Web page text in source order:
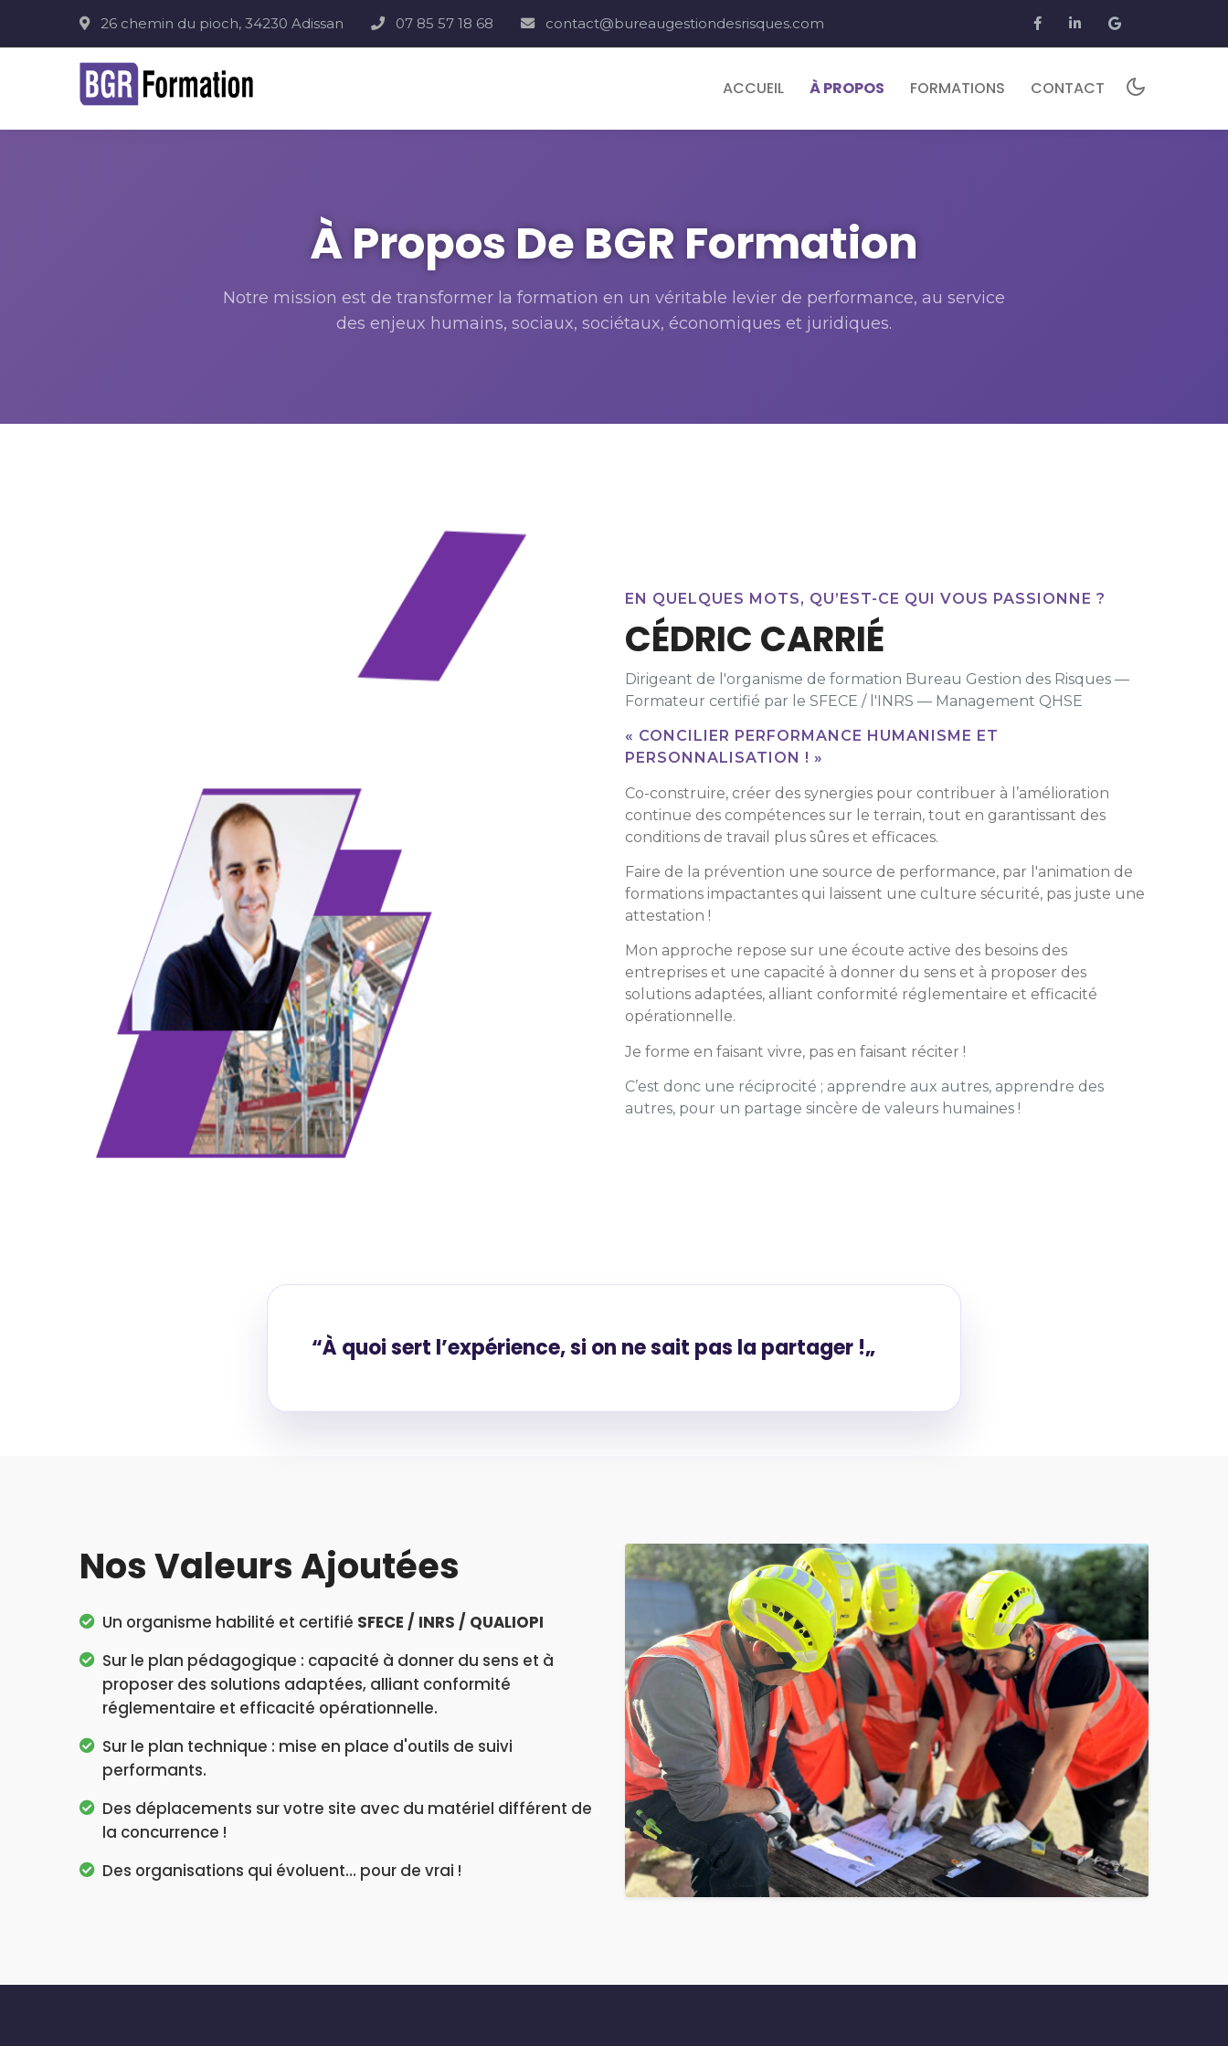
26 chemin du pioch, 34230 Adissan 07 85 57 18 68 contact@bureaugestiondesrisques.com
BGR Formation ACCUEIL À PROPOS FORMATIONS CONTACT
À Propos De BGR Formation
Notre mission est de transformer la formation en un véritable levier de performance, au service
des enjeux humains, sociaux, sociétaux, économiques et juridiques.
EN QUELQUES MOTS, QU’EST-CE QUI VOUS PASSIONNE ?
CÉDRIC CARRIÉ
Dirigeant de l'organisme de formation Bureau Gestion des Risques —
Formateur certifié par le SFECE / l'INRS — Management QHSE
« CONCILIER PERFORMANCE HUMANISME ET
PERSONNALISATION ! »
Co-construire, créer des synergies pour contribuer à l’amélioration
continue des compétences sur le terrain, tout en garantissant des
conditions de travail plus sûres et efficaces.
Faire de la prévention une source de performance, par l'animation de
formations impactantes qui laissent une culture sécurité, pas juste une
attestation !
Mon approche repose sur une écoute active des besoins des
entreprises et une capacité à donner du sens et à proposer des
solutions adaptées, alliant conformité réglementaire et efficacité
opérationnelle.
Je forme en faisant vivre, pas en faisant réciter !
C’est donc une réciprocité ; apprendre aux autres, apprendre des
autres, pour un partage sincère de valeurs humaines !
À quoi sert l’expérience, si on ne sait pas la partager !
Nos Valeurs Ajoutées
Un organisme habilité et certifié SFECE / INRS / QUALIOPI
Sur le plan pédagogique : capacité à donner du sens et à
proposer des solutions adaptées, alliant conformité
réglementaire et efficacité opérationnelle.
Sur le plan technique : mise en place d'outils de suivi
performants.
Des déplacements sur votre site avec du matériel différent de
la concurrence !
Des organisations qui évoluent… pour de vrai !